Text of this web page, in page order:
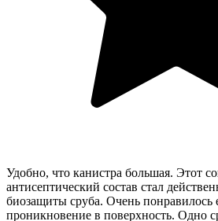
Удобно, что канистра большая. Этот
антисептический состав стал
биозащиты сруба. Очень понравилось
проникновение в поверхность. Одно